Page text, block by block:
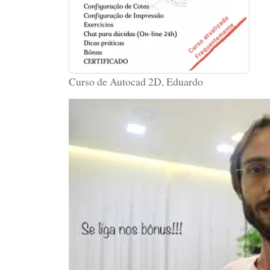
Curso de Autocad 2D, Eduardo